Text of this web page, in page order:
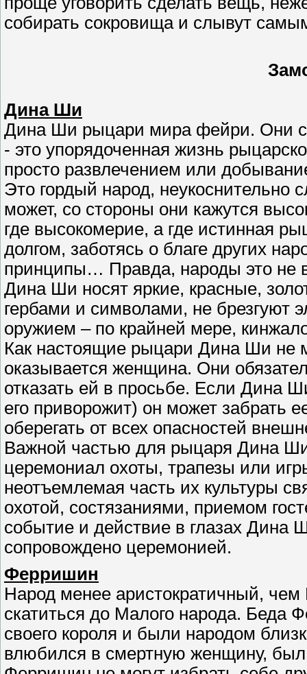
собирать сокровища и слывут
Дина Ши
Дина Ши рыцари мира фейри. Они
- это упорядоченная жизнь
просто развлечением или
Это гордый народ,
может, со стороны они кажутся
где высокомерие, а где истинная
долгом, заботясь о благе других
принципы… Правда, народы это не
Дина Ши носят яркие, красные,
гербами и символами, не брезгуют
оружием – по крайней мере,
Как настоящие рыцари Дина Ши не
оказывается женщина. Они
отказать ей в просьбе. Если Дина
его приворожит) он может забрать
оберегать от всех опасностей
Важной частью для рыцаря Дина
церемониал охоты, трапезы или
неотъемлемая часть их культуры
охотой, состязаниями, приемом
событие и действие в глазах Дина
сопровождено церемонией.
Ферришин
Народ менее аристократичный,
скатиться до Малого народа. Беда
своего короля и были народом
влюбился в смертную женщину, был